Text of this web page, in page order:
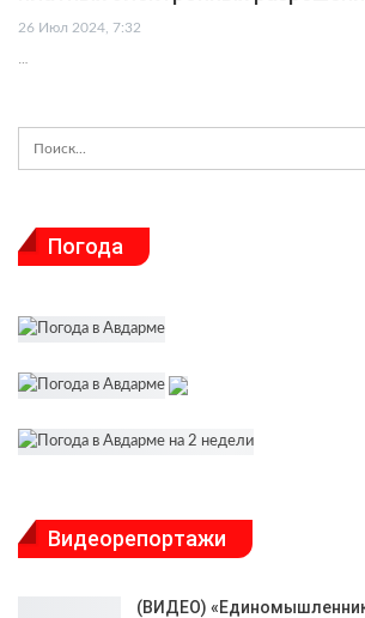
26 Июл 2024, 7:32
…
Погода
Видеорепортажи
(ВИДЕО)